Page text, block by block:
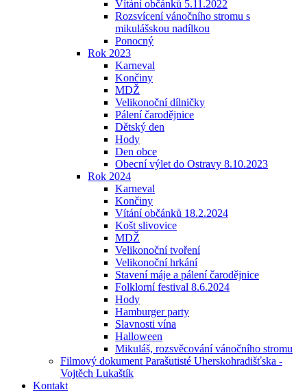
Vítání občánků 5.11.2022
Rozsvícení vánočního stromu s
mikulášskou nadílkou
Ponocný
Rok 2023
Karneval
Končiny
MDŽ
Velikonoční dílničky
Pálení čarodějnice
Dětský den
Hody
Den obce
Obecní výlet do Ostravy 8.10.2023
Rok 2024
Karneval
Končiny
Vítání občánků 18.2.2024
Košt slivovice
MDŽ
Velikonoční tvoření
Velikonoční hrkání
Stavení máje a pálení čarodějnice
Folklorní festival 8.6.2024
Hody
Hamburger party
Slavnosti vína
Halloween
Mikuláš, rozsvěcování vánočního stromu
Filmový dokument Parašutisté Uherskohradišťska -
Vojtěch Lukaštík
Kontakt